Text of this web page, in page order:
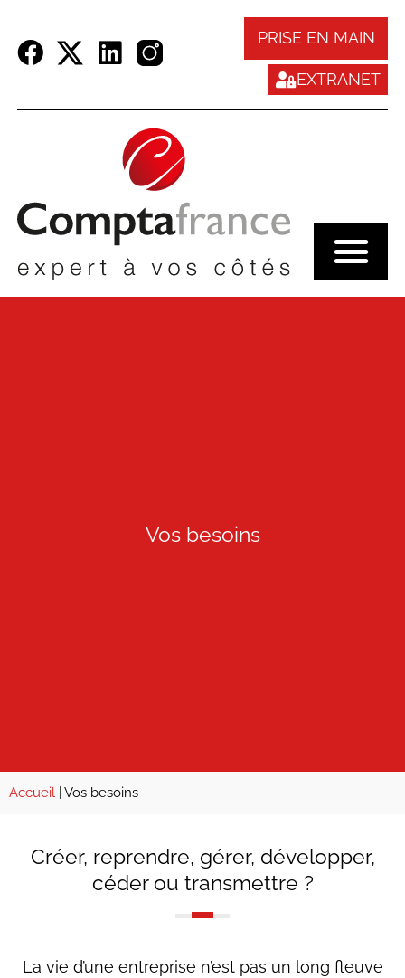
PRISE EN MAIN
EXTRANET
Vos besoins
Accueil Vos besoins
Créer, reprendre, gérer, développer,
céder ou transmettre ?
La vie d’une entreprise n’est pas un long fleuve